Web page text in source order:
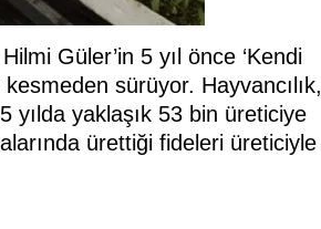
Güler’in 5 yıl önce ‘Kendi
sürüyor. Hayvancılık,
yılda yaklaşık 53 bin üreticiye
ürettiği fideleri üreticiyle